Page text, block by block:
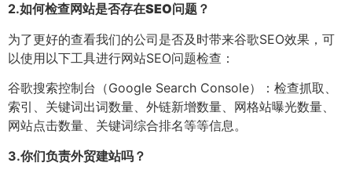
2.如何检查网站是否存在SEO问题？
为了更好的查看我们的公司是否及时带来谷歌SEO效果，可
以使用以下工具进行网站SEO问题检查：
谷歌搜索控制台（Google Search Console）：检查抓取、
索引、关键词出词数量、外链新增数量、网格站曝光数量、
网站点击数量、关键词综合排名等等信息。
3.你们负责外贸建站吗？